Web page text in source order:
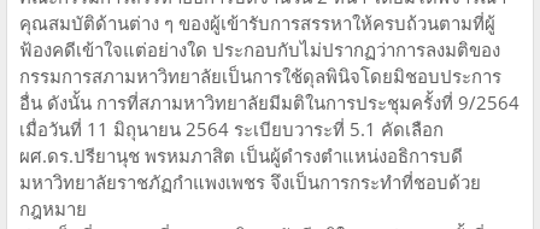
คุณสมบัติด้านต่าง ๆ ของผู้เข้ารับการสรรหาให้ครบถ้วนตามที่ผู้
ฟ้องคดีเข้าใจแต่อย่างใด ประกอบกับไม่ปรากฏว่าการลงมติของ
กรรมการสภามหาวิทยาลัยเป็นการใช้ดุลพินิจโดยมิชอบประการ
อื่น ดังนั้น การที่สภามหาวิทยาลัยมีมติในการประชุมครั้งที่ 9/2564
เมื่อวันที่ 11 มิถุนายน 2564 ระเบียบวาระที่ 5.1 คัดเลือก
ผศ.ดร.ปรียานุช พรหมภาสิต เป็นผู้ดำรงตำแหน่งอธิการบดี
มหาวิทยาลัยราชภัฏกำแพงเพชร จึงเป็นการกระทำที่ชอบด้วย
กฎหมาย